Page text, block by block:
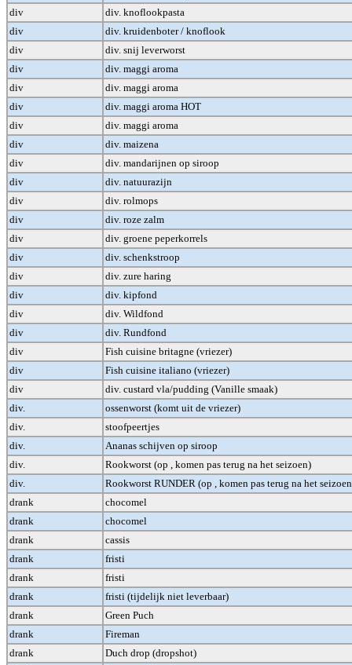
div
div. knoflookpasta
div
div. kruidenboter / knoflook
div
div. snij leverworst
div
div. maggi aroma
div
div. maggi aroma
div
div. maggi aroma HOT
div
div. maggi aroma
div
div. maizena
div
div. mandarijnen op siroop
div
div. natuurazijn
div
div. rolmops
div
div. roze zalm
div
div. groene peperkorrels
div
div. schenkstroop
div
div. zure haring
div
div. kipfond
div
div. Wildfond
div
div. Rundfond
div
Fish cuisine britagne (vriezer)
div
Fish cuisine italiano (vriezer)
div
div. custard vla/pudding (Vanille smaak)
div.
ossenworst (komt uit de vriezer)
div.
stoofpeertjes
div.
Ananas schijven op siroop
div.
Rookworst (op , komen pas terug na het seizoen)
div.
Rookworst RUNDER (op , komen pas terug na het
drank
chocomel
drank
chocomel
drank
cassis
drank
fristi
drank
fristi
drank
fristi (tijdelijk niet leverbaar)
drank
Green Puch
drank
Fireman
drank
Duch drop (dropshot)